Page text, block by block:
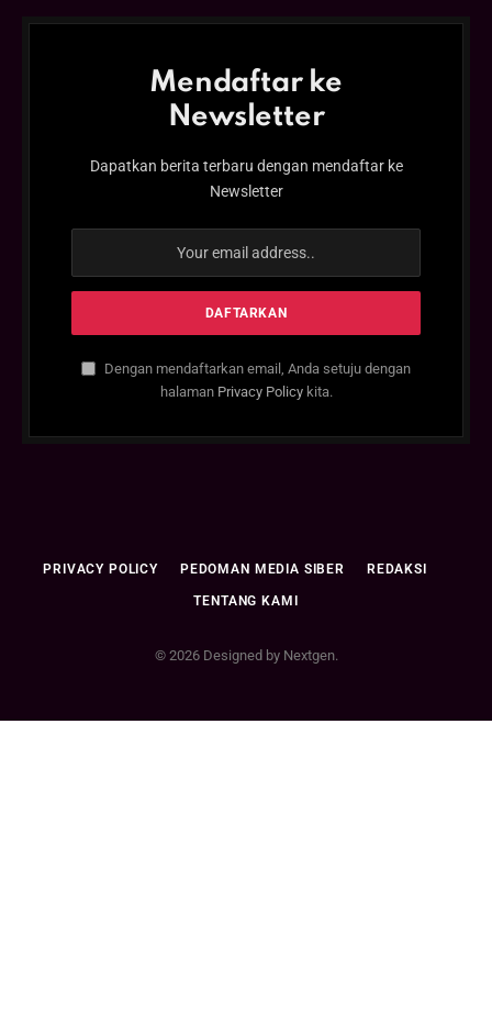
Mendaftar ke
Newsletter
Dapatkan berita terbaru dengan mendaftar ke
Newsletter
Dengan mendaftarkan email, Anda setuju dengan
halaman Privacy Policykita.
PRIVACY POLICY PEDOMAN MEDIA SIBER REDAKSI
TENTANG KAMI
© 2026 Designed by Nextgen.